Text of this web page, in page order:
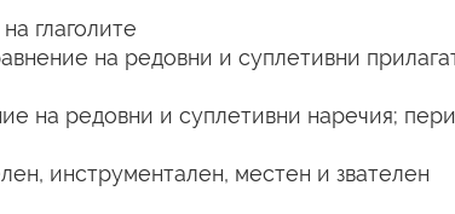
глаголите
на редовни и суплетивни
на редовни и суплетивни наречия;
инструментален, местен и звателен